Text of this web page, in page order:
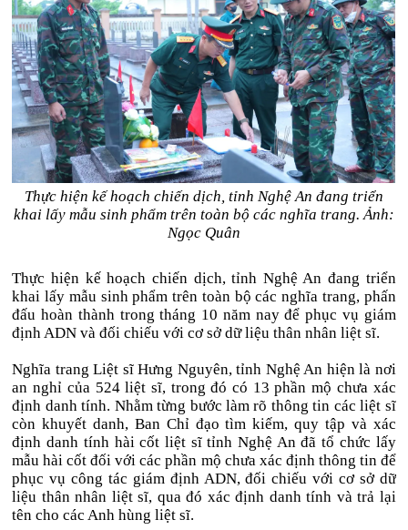
Thực hiện kế hoạch chiến dịch, tỉnh Nghệ An đang triển
khai lấy mẫu sinh phẩm trên toàn bộ các nghĩa trang. Ảnh:
Ngọc Quân
Thực hiện kế hoạch chiến dịch, tỉnh Nghệ An đang triển
khai lấy mẫu sinh phẩm trên toàn bộ các nghĩa trang, phấn
đấu hoàn thành trong tháng 10 năm nay để phục vụ giám
định ADN và đối chiếu với cơ sở dữ liệu thân nhân liệt sĩ.
Nghĩa trang Liệt sĩ Hưng Nguyên, tỉnh Nghệ An hiện là nơi
an nghỉ của 524 liệt sĩ, trong đó có 13 phần mộ chưa xác
định danh tính. Nhằm từng bước làm rõ thông tin các liệt sĩ
còn khuyết danh, Ban Chỉ đạo tìm kiếm, quy tập và xác
định danh tính hài cốt liệt sĩ tỉnh Nghệ An đã tổ chức lấy
mẫu hài cốt đối với các phần mộ chưa xác định thông tin để
phục vụ công tác giám định ADN, đối chiếu với cơ sở dữ
liệu thân nhân liệt sĩ, qua đó xác định danh tính và trả lại
tên cho các Anh hùng liệt sĩ.